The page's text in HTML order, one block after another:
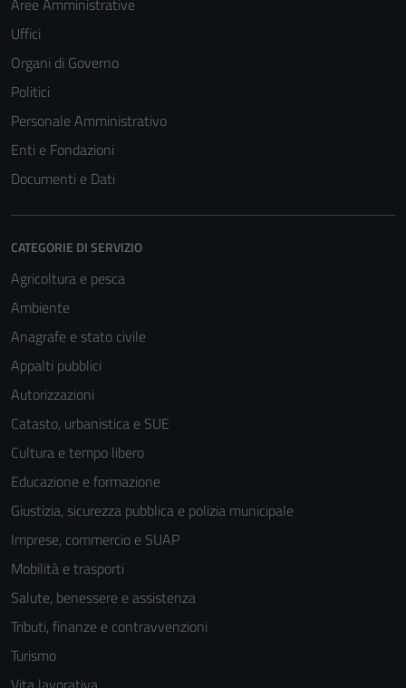
Aree Amministrative
Uffici
Organi di Governo
Politici
Personale Amministrativo
Enti e Fondazioni
Documenti e Dati
CATEGORIE DI SERVIZIO
Agricoltura e pesca
Ambiente
Anagrafe e stato civile
Appalti pubblici
Autorizzazioni
Catasto, urbanistica e SUE
Cultura e tempo libero
Educazione e formazione
Giustizia, sicurezza pubblica e polizia municipale
Imprese, commercio e SUAP
Mobilità e trasporti
Salute, benessere e assistenza
Tributi, finanze e contravvenzioni
Turismo
non raccolgono